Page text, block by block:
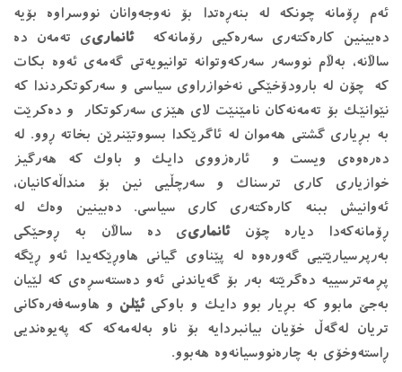
ئەم ڕۆمانە چونکە لە بنەڕەتدا بۆ نەوجەوانان نووسراوە بۆیە
دەبینین کارەکتەری سەرەکیی رۆمانەکەئانماری‌ی تەمەن دە
ساڵانە، بەڵام نووسەر سەرکەوتوانە توانیویەتی گەمەی ئەوە بکات
کە چۆن لە بارودۆخێکی نەخوازراوی سیاسی و سەرکوتکردندا کە
نێوانێک بۆ تەمەنەکان نامێنێت لای هێزی سەرکوتکار و دەکرێت
بە بڕیاری گشتی هەموان لە ئاگرێکدا بسووتێنرێن بخاتە ڕوو. لە
دەرەوەی ویست و ئارەزووی دایک و باوک کە هەرگیز
خوازیاری کاری ترسناک و سەرچڵیی نین بۆ منداڵەکانیان،
ئەوانیش ببنە کارەکتەری کاری سیاسی. دەبینین وەک لە
ڕۆمانەکەدا دیارە چۆنئانماری‌ی دە ساڵان بە ڕوحێکی
بەرپرسیارێتیی گەورەوە لە پێناوی گیانی هاوڕێکەیدا ئەو ڕێگە
پڕمەترسییە دەگرێتە بەر بۆ گەیاندنی ئەو دەستەسڕەی کە لێیان
بەجێ مابوو کە بڕیار بوو دایک و باوکیئێلن و هاوسەفەرەکانی
تریان لەگەڵ خۆیان بیانبردایە بۆ ناو بەلەمەکە کە پەیوەندیی
ڕاستەوخۆی بە چارەنووسیانەوە هەبوو.